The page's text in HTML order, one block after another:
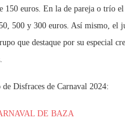
euros. En la de pareja o trío
500 y 300 euros. Así mismo, el
que destaque por su especial
de Disfraces de Carnaval 2024:
DE BAZA